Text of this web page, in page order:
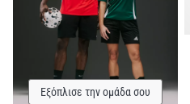
Εξόπλισε την ομάδα σου